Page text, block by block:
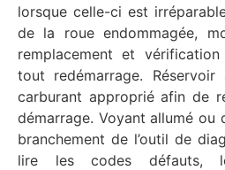
lorsque celle-ci est
de la roue endommagée,
remplacement et
tout redémarrage.
carburant approprié afin de
démarrage. Voyant allumé ou
branchement de l’outil de
lire les codes défauts,